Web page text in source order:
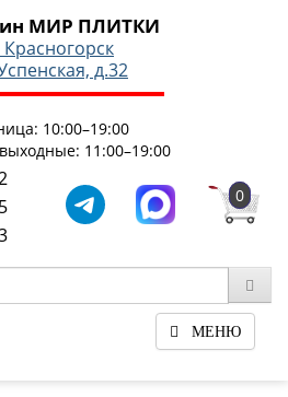
МИР ПЛИТКИ
Красногорск
д.32
10:00–19:00
11:00–19:00
0
МЕНЮ